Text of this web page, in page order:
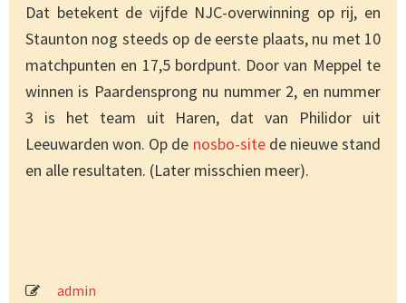
Dat betekent de vijfde NJC-overwinning op rij, en
Staunton nog steeds op de eerste plaats, nu met 10
matchpunten en 17,5 bordpunt. Door van Meppel te
winnen is Paardensprong nu nummer 2, en nummer
3 is het team uit Haren, dat van Philidor uit
Leeuwarden won. Op de nosbo-sitede nieuwe stand
en alle resultaten. (Later misschien meer).
admin